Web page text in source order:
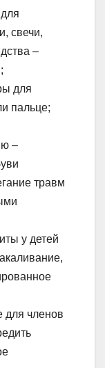
свечи,
–
для
пальце;
–
травм
у детей
для членов